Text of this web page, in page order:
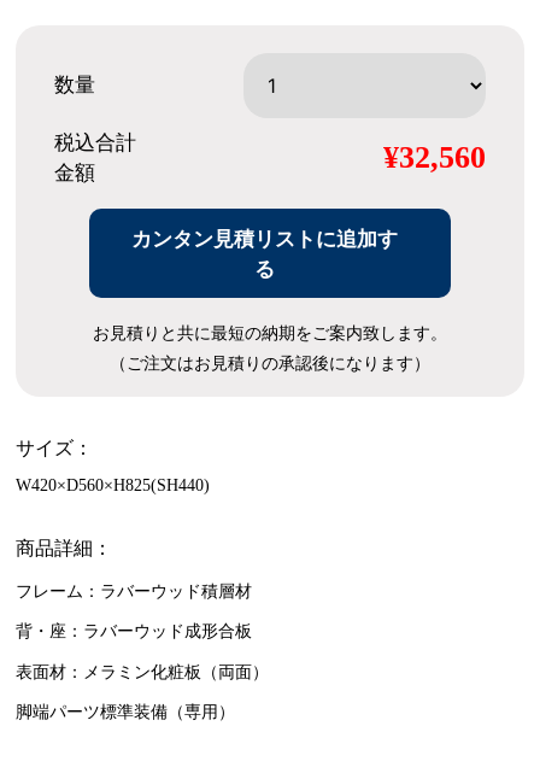
数量
税込合計
金額
¥32,560
カンタン見積リストに追加す
る
お見積りと共に最短の納期をご案内致します。
（ご注文はお見積りの承認後になります）
サイズ：
W420×D560×H825(SH440)
商品詳細：
フレーム：ラバーウッド積層材
背・座：ラバーウッド成形合板
表面材：メラミン化粧板（両面）
脚端パーツ標準装備（専用）